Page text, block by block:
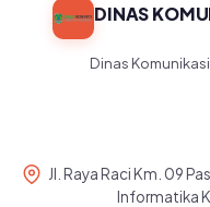
DINAS
Dinas
Jl. Raya Raci Km. 09
Informatika